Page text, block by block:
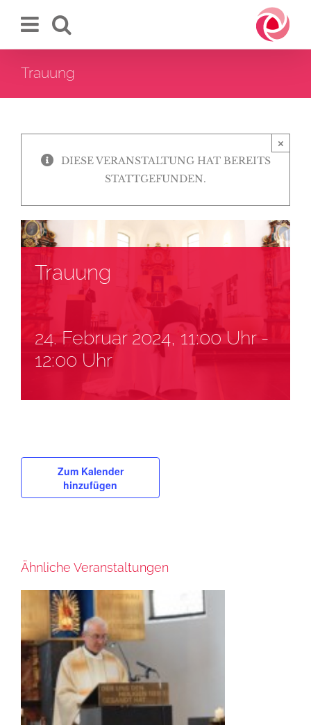
Inhalt
Trauung
×
DIESE VERANSTALTUNG HAT BEREITS
STATTGEFUNDEN.
Trauung
24. Februar 2024, 11:00 Uhr-
12:00 Uhr
Zum Kalender
hinzufügen
Ähnliche Veranstaltungen